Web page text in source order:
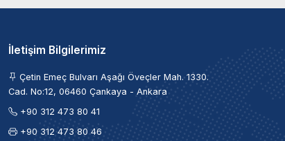
İletişim Bilgilerimiz
Çetin Emeç Bulvarı Aşağı Öveçler Mah. 1330.
Cad. No:12, 06460 Çankaya - Ankara
+90 312 473 80 41
+90 312 473 80 46